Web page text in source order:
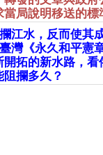
局說明移送的標
江水，反而使其
灣《永久和平憲
拓的新水路，看
攔多久？